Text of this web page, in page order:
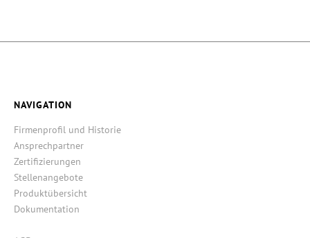
NAVIGATION
Firmenprofil und Historie
Ansprechpartner
Zertifizierungen
Stellenangebote
Produktübersicht
Dokumentation